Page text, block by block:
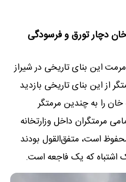
دچار تورق و فرسودگی
این بنای تاریخی در شیراز
از این بنای تاریخی بازدید
را به چندین مرمتگر
مرمتگران داخل وزارتخانه
است، متفق‌القول بودند
اشتباه که یک فاجعه است.